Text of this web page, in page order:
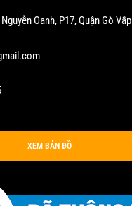
Oanh, P17, Quận Gò Vấp
XEM BẢN ĐỒ